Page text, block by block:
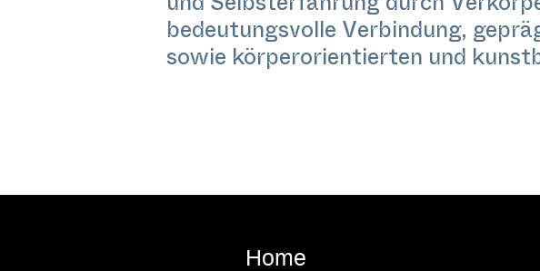
und Selbsterfahrung durch
bedeutungsvolle Verbindung,
sowie körperorientierten und
Home